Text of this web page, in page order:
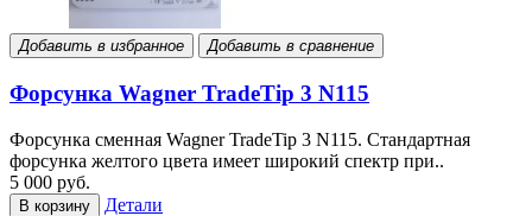
Добавить в избранное Добавить в сравнение
Форсунка Wagner TradeTip 3 N115
Форсунка сменная Wagner TradeTip 3 N115. Стандартная
форсунка желтого цвета имеет широкий спектр при..
5 000 руб.
В корзину Детали